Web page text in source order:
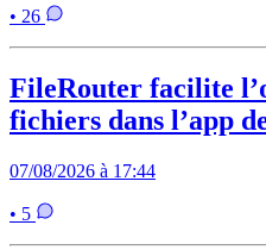
• 26
FileRouter facilite
fichiers dans l’app
07/08/2026 à 17:44
• 5